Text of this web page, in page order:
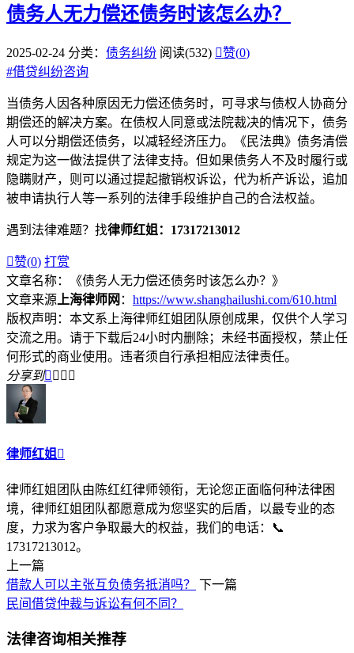
债务人无力偿还债务时该怎么办？
2025-02-24 分类： 债务纠纷 阅读(532) 赞(0)
#借贷纠纷咨询
当债务人因各种原因无力偿还债务时，可寻求与债权人协商分
期偿还的解决方案。在债权人同意或法院裁决的情况下，债务
人可以分期偿还债务，以减轻经济压力。《民法典》债务清偿
规定为这一做法提供了法律支持。但如果债务人不及时履行或
隐瞒财产，则可以通过提起撤销权诉讼，代为析产诉讼，追加
被申请执行人等一系列的法律手段维护自己的合法权益。
遇到法律难题？找律师红姐：17317213012
赞(0) 打赏
文章名称：《债务人无力偿还债务时该怎么办？》
文章来源 上海律师网 ： https://www.shanghailushi.com/610.html
版权声明：本文系上海律师红姐团队原创成果，仅供个人学习
交流之用。请于下载后24小时内删除；未经书面授权，禁止任
何形式的商业使用。违者须自行承担相应法律责任。
分享到   
律师红姐 
律师红姐团队由陈红红律师领衔，无论您正面临何种法律困
境，律师红姐团队都愿意成为您坚实的后盾，以最专业的态
度，力求为客户争取最大的权益，我们的电话：📞
17317213012。
上一篇
借款人可以主张互负债务抵消吗？
下一篇
民间借贷仲裁与诉讼有何不同？
法律咨询相关推荐